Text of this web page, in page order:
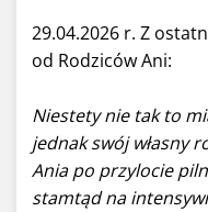
29.04.2026 r. Z
od Rodziców Ani:
Niestety nie tak to
jednak swój własny
Ania po przylocie
stamtąd na